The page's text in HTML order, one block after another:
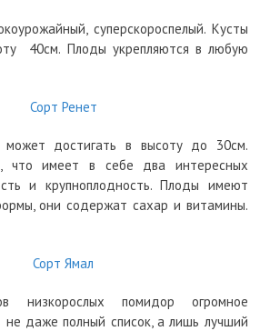
суперскороспелый. Кусты
40см. Плоды укрепляются в любую
может достигать в высоту до 30см.
что имеет в себе два интересных
и крупноплодность. Плоды имеют
они содержат сахар и витамины.
низкорослых помидор огромное
не даже полный список, а лишь лучший